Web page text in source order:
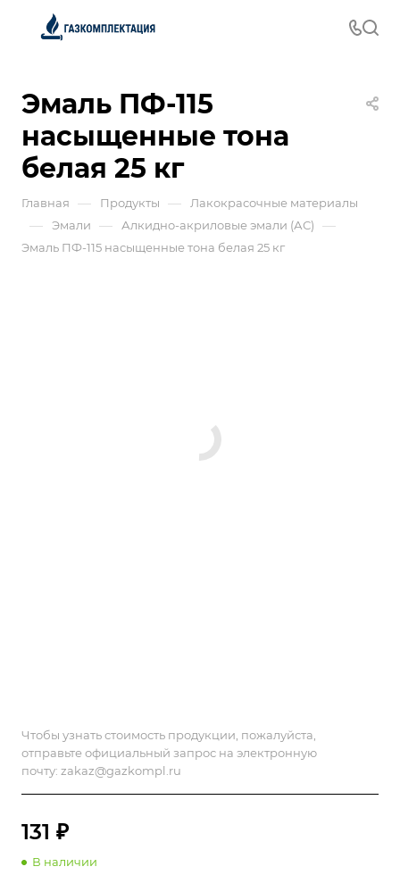
Эмаль ПФ-115
насыщенные тона
белая 25 кг
Главная — Продукты — Лакокрасочные материалы
— Эмали — Алкидно-акриловые эмали (АС) —
Эмаль ПФ-115 насыщенные тона белая 25 кг
Чтобы узнать стоимость продукции, пожалуйста,
отправьте официальный запрос на электронную
почту: zakaz@gazkompl.ru
131 ₽
В наличии